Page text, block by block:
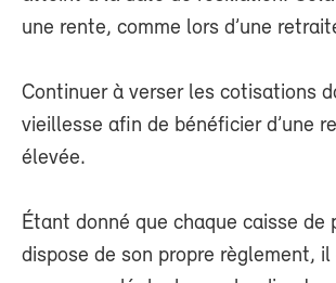
une rente, comme lors d’une
Continuer à verser les cotisations
vieillesse afin de bénéficier d’une
élevée.
Étant donné que chaque caisse de
dispose de son propre règlement, il